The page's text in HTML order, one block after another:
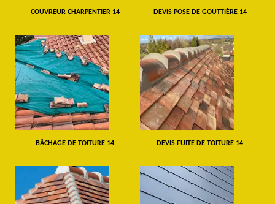
COUVREUR CHARPENTIER 14 DEVIS POSE DE GOUTTIÈRE 14
BÂCHAGE DE TOITURE 14 DEVIS FUITE DE TOITURE 14